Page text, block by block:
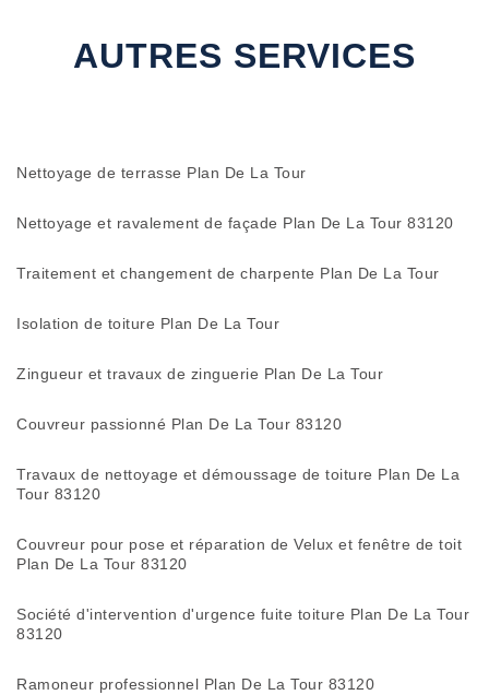
AUTRES SERVICES
Nettoyage de terrasse Plan De La Tour
Nettoyage et ravalement de façade Plan De La Tour 83120
Traitement et changement de charpente Plan De La Tour
Isolation de toiture Plan De La Tour
Zingueur et travaux de zinguerie Plan De La Tour
Couvreur passionné Plan De La Tour 83120
Travaux de nettoyage et démoussage de toiture Plan De La
Tour 83120
Couvreur pour pose et réparation de Velux et fenêtre de toit
Plan De La Tour 83120
Société d'intervention d'urgence fuite toiture Plan De La Tour
83120
Ramoneur professionnel Plan De La Tour 83120